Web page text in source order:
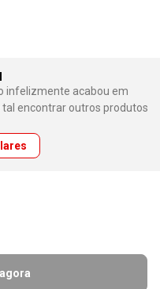
infelizmente acabou em
encontrar outros produtos